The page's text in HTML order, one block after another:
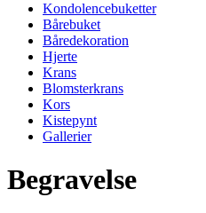
Kondolencebuketter
Bårebuket
Båredekoration
Hjerte
Krans
Blomsterkrans
Kors
Kistepynt
Gallerier
Begravelse